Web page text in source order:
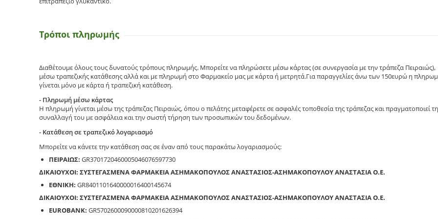
Τρόποι πληρωμής
Διαθέτουμε όλους τους δυνατούς τρόπους πληρωμής. Μπορείτε να πληρώσετε μέσω κάρτας (σε συνεργασία με την τράπεζα Πειραιώς),
μέσω τραπεζικής κατάθεσης αλλά και με πληρωμή στο Φαρμακείο μας με κάρτα ή μετρητά.Για παραγγελίες άνω των 150ευρώ η
γίνεται μόνο με κάρτα ή τραπεζική κατάθεση.
- Πληρωμή μέσω κάρτας
Η πληρωμή γίνεται μέσω της τράπεζας Πειραιώς, όπου ο πελάτης μεταφέρετε σε ασφαλές τοποθεσία της τράπεζας και πραγματοποιεί
συναλλαγή του με ασφάλεια και την σωστή τήρηση των προσωπικών του δεδομένων.
- Κατάθεση σε τραπεζικό λογαριασμό
Μπορείτε να κάνετε την κατάθεση σας σε έναν από τους παρακάτω λογαριασμούς:
ΠΕΙΡΑΙΩΣ: GR3701720460005046076597730
ΔΙΚΑΙΟΥΧΟΙ: ΣΥΣΤΕΓΑΣΜΕΝΑ ΦΑΡΜΑΚΕΙΑ ΑΣΗΜΑΚΟΠΟΥΛΟΣ ΑΝΑΣΤΑΣΙΟΣ-ΑΣΗΜΑΚΟΠΟΥΛΟΥ ΑΝΑΣΤΑΣΙΑ Ο.Ε.
ΕΘΝΙΚΗ: GR8401101640000016400145674
ΔΙΚΑΙΟΥΧΟΙ: ΣΥΣΤΕΓΑΣΜΕΝΑ ΦΑΡΜΑΚΕΙΑ ΑΣΗΜΑΚΟΠΟΥΛΟΣ ΑΝΑΣΤΑΣΙΟΣ-ΑΣΗΜΑΚΟΠΟΥΛΟΥ ΑΝΑΣΤΑΣΙΑ Ο.Ε.
EUROBANK: GR5702600090000810201626394